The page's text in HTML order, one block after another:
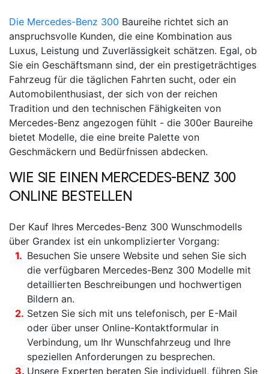
Die Mercedes-Benz 300 Baureihe richtet sich an
anspruchsvolle Kunden, die eine Kombination aus
Luxus, Leistung und Zuverlässigkeit schätzen. Egal, ob
Sie ein Geschäftsmann sind, der ein prestigeträchtiges
Fahrzeug für die täglichen Fahrten sucht, oder ein
Automobilenthusiast, der sich von der reichen
Tradition und den technischen Fähigkeiten von
Mercedes-Benz angezogen fühlt - die 300er Baureihe
bietet Modelle, die eine breite Palette von
Geschmäckern und Bedürfnissen abdecken.
WIE SIE EINEN MERCEDES-BENZ 300
ONLINE BESTELLEN
Der Kauf Ihres Mercedes-Benz 300 Wunschmodells
über Grandex ist ein unkomplizierter Vorgang:
Besuchen Sie unsere Website und sehen Sie sich
die verfügbaren Mercedes-Benz 300 Modelle mit
detaillierten Beschreibungen und hochwertigen
Bildern an.
Setzen Sie sich mit uns telefonisch, per E-Mail
oder über unser Online-Kontaktformular in
Verbindung, um Ihr Wunschfahrzeug und Ihre
speziellen Anforderungen zu besprechen.
Unsere Experten beraten Sie individuell, führen Sie